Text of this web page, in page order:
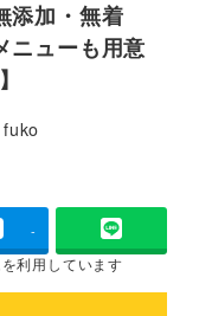
添加・無着
ニューも用意
fuko
-
利用しています